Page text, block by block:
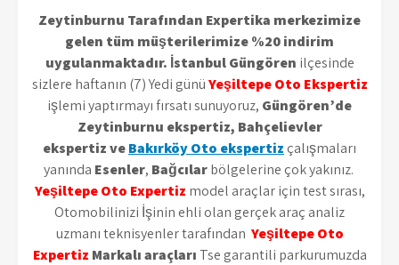
Zeytinburnu Tarafından Expertika merkezimize
gelen tüm müşterilerimize %20 indirim
uygulanmaktadır. İstanbul Güngören ilçesinde
sizlere haftanın (7) Yedi günüYeşiltepe Oto Ekspertiz
işlemi yaptırmayı fırsatı sunuyoruz, Güngören’de
Zeytinburnu ekspertiz, Bahçelievler
ekspertiz veBakırköy Oto ekspertiz çalışmaları
yanında Esenler, Bağcılarbölgelerine çok yakınız.
Yeşiltepe Oto Expertiz model araçlar için test sırası,
Otomobilinizi İşinin ehli olan gerçek araç analiz
uzmanı teknisyenler tarafından Yeşiltepe Oto
Expertiz Markalı araçları Tse garantili parkurumuzda